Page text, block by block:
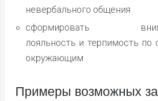
невербального общения
сформировать
лояльность и терпимость
окружающим
Примеры возможных